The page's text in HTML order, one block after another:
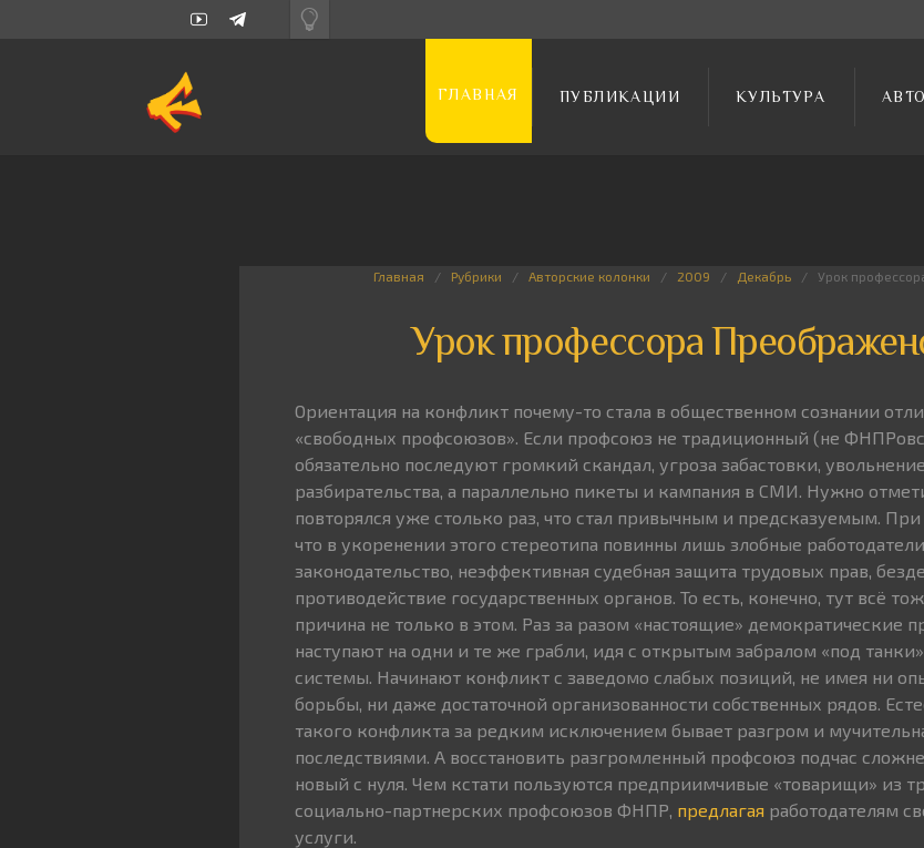
ГЛАВНАЯ ПУБЛИКАЦИИ КУЛЬТУРА
Главная Рубрики Авторские колонки 2009 Декабрь Урок
Урок профессора
Ориентация на конфликт почему-то стала в общественном сознании
«свободных профсоюзов». Если профсоюз не традиционный (не
обязательно последуют громкий скандал, угроза забастовки,
разбирательства, а параллельно пикеты и кампания в СМИ. Нужно
повторялся уже столько раз, что стал привычным и предсказуемым. При
что в укоренении этого стереотипа повинны лишь злобные
законодательство, неэффективная судебная защита трудовых прав,
противодействие государственных органов. То есть, конечно, тут всё
причина не только в этом. Раз за разом «настоящие» демократические
наступают на одни и те же грабли, идя с открытым забралом «под
системы. Начинают конфликт с заведомо слабых позиций, не имея ни
борьбы, ни даже достаточной организованности собственных рядов.
такого конфликта за редким исключением бывает разгром и
последствиями. А восстановить разгромленный профсоюз подчас
новый с нуля. Чем кстати пользуются предприимчивые «товарищи» из
социально-партнерских профсоюзов ФНПР, предлагая работодателям
услуги.